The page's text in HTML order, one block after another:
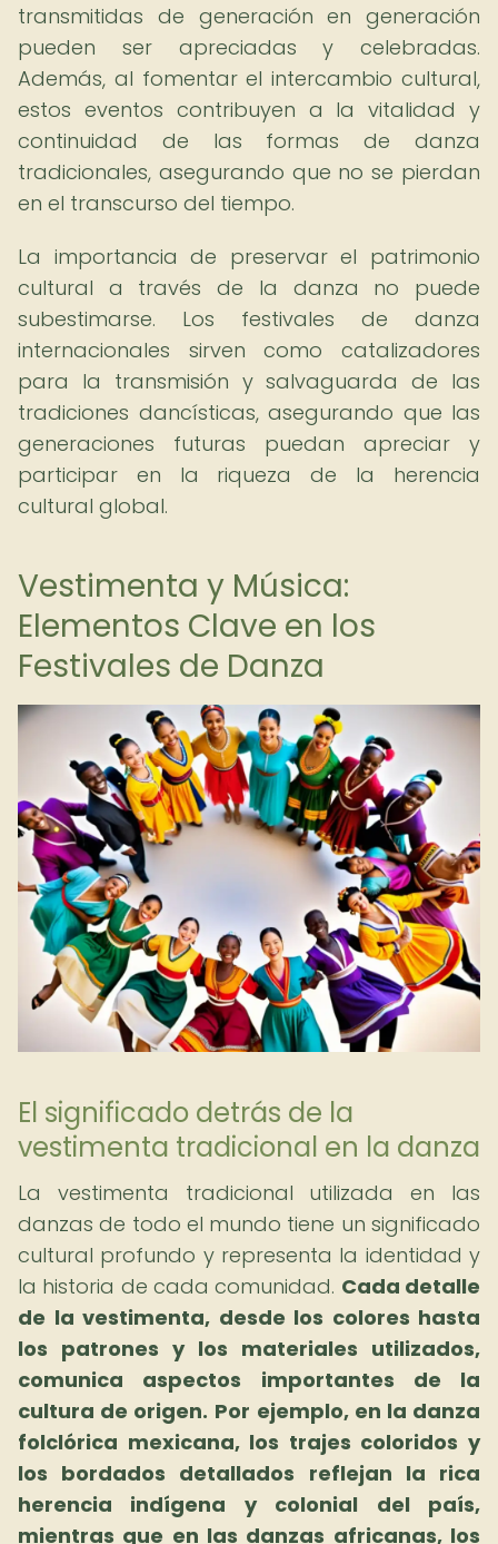
transmitidas de generación en generación
pueden ser apreciadas y celebradas.
Además, al fomentar el intercambio cultural,
estos eventos contribuyen a la vitalidad y
continuidad de las formas de danza
tradicionales, asegurando que no se pierdan
en el transcurso del tiempo.
La importancia de preservar el patrimonio
cultural a través de la danza no puede
subestimarse. Los festivales de danza
internacionales sirven como catalizadores
para la transmisión y salvaguarda de las
tradiciones dancísticas, asegurando que las
generaciones futuras puedan apreciar y
participar en la riqueza de la herencia
cultural global.
Vestimenta y Música:
Elementos Clave en los
Festivales de Danza
El significado detrás de la
vestimenta tradicional en la danza
La vestimenta tradicional utilizada en las
danzas de todo el mundo tiene un significado
cultural profundo y representa la identidad y
la historia de cada comunidad. Cada detalle
de la vestimenta, desde los colores hasta
los patrones y los materiales utilizados,
comunica aspectos importantes de la
cultura de origen. Por ejemplo, en la danza
folclórica mexicana, los trajes coloridos y
los bordados detallados reflejan la rica
herencia indígena y colonial del país,
mientras que en las danzas africanas, los